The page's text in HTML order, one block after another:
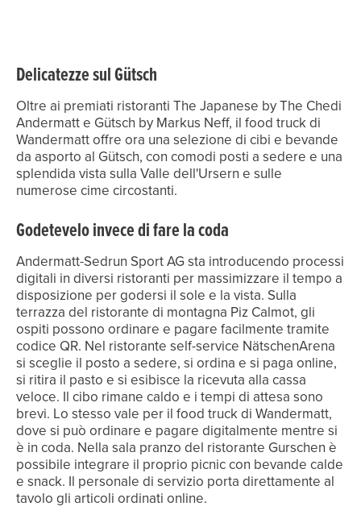
Delicatezze sul Gütsch
Oltre ai premiati ristoranti The Japanese by The Chedi
Andermatt e Gütsch by Markus Neff, il food truck di
Wandermatt offre ora una selezione di cibi e bevande
da asporto al Gütsch, con comodi posti a sedere e una
splendida vista sulla Valle dell'Ursern e sulle
numerose cime circostanti.
Godetevelo invece di fare la coda
Andermatt-Sedrun Sport AG sta introducendo processi
digitali in diversi ristoranti per massimizzare il tempo a
disposizione per godersi il sole e la vista. Sulla
terrazza del ristorante di montagna Piz Calmot, gli
ospiti possono ordinare e pagare facilmente tramite
codice QR. Nel ristorante self-service NätschenArena
si sceglie il posto a sedere, si ordina e si paga online,
si ritira il pasto e si esibisce la ricevuta alla cassa
veloce. Il cibo rimane caldo e i tempi di attesa sono
brevi. Lo stesso vale per il food truck di Wandermatt,
dove si può ordinare e pagare digitalmente mentre si
è in coda. Nella sala pranzo del ristorante Gurschen è
possibile integrare il proprio picnic con bevande calde
e snack. Il personale di servizio porta direttamente al
tavolo gli articoli ordinati online.